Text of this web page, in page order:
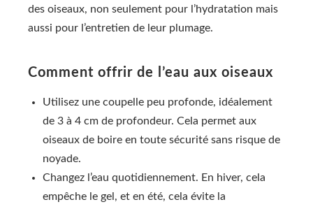
des oiseaux, non seulement pour l’hydratation mais
aussi pour l’entretien de leur plumage.
Comment offrir de l’eau aux oiseaux
Utilisez une coupelle peu profonde, idéalement
de 3 à 4 cm de profondeur. Cela permet aux
oiseaux de boire en toute sécurité sans risque de
noyade.
Changez l’eau quotidiennement. En hiver, cela
empêche le gel, et en été, cela évite la